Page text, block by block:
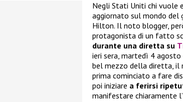
Negli Stati Uniti chi vuole
aggiornato sul mondo del
Hilton. Il noto blogger,
protagonista di un fatto
durante una diretta su
ieri sera, martedì 4
bel mezzo della diretta, il
prima cominciato a fare
poi iniziare a ferirsi
manifestare chiaramente